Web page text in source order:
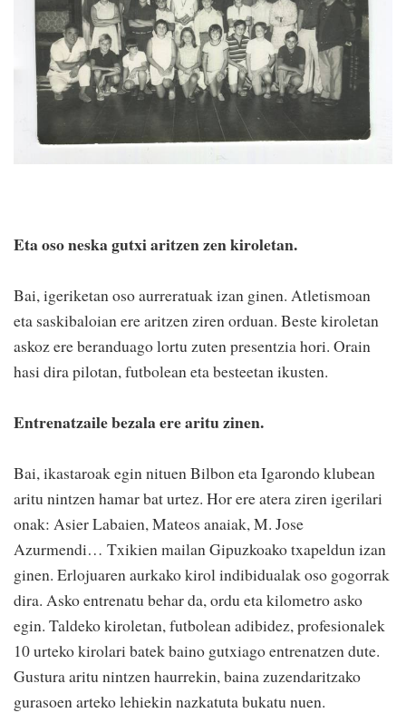
Eta oso neska gutxi aritzen zen kiroletan.
Bai, igeriketan oso aurreratuak izan ginen. Atletismoan
eta saskibaloian ere aritzen ziren orduan. Beste kiroletan
askoz ere beranduago lortu zuten presentzia hori. Orain
hasi dira pilotan, futbolean eta besteetan ikusten.
Entrenatzaile bezala ere aritu zinen.
Bai, ikastaroak egin nituen Bilbon eta Igarondo klubean
aritu nintzen hamar bat urtez. Hor ere atera ziren igerilari
onak: Asier Labaien, Mateos anaiak, M. Jose
Azurmendi… Txikien mailan Gipuzkoako txapeldun izan
ginen. Erlojuaren aurkako kirol indibidualak oso gogorrak
dira. Asko entrenatu behar da, ordu eta kilometro asko
egin. Taldeko kiroletan, futbolean adibidez, profesionalek
10 urteko kirolari batek baino gutxiago entrenatzen dute.
Gustura aritu nintzen haurrekin, baina zuzendaritzako
gurasoen arteko lehiekin nazkatuta bukatu nuen.